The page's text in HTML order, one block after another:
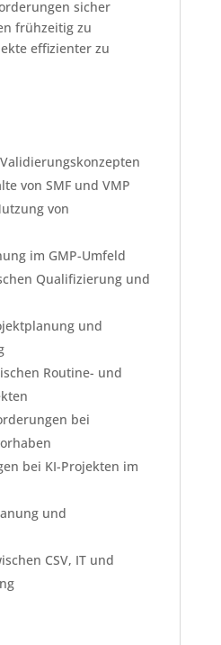
sicher
frühzeitig zu
effizienter zu
von SMF und VMP
von
im GMP-Umfeld
Qualifizierung und
und
Routine- und
bei
bei KI-Projekten im
und
CSV, IT und